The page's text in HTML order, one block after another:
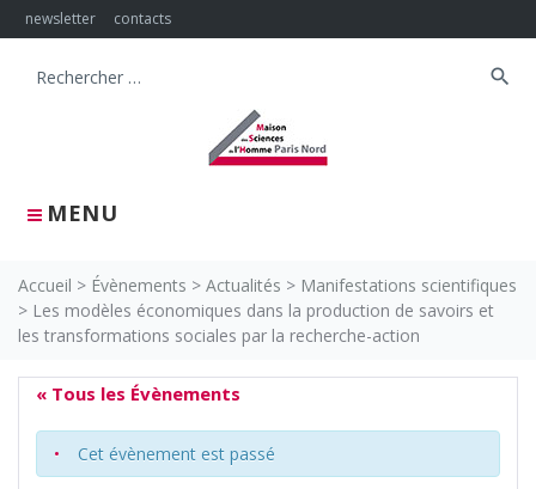
Skip
to
newsletter contacts
MENU
Search
search
Accueil > Évènements > Actualités > Manifestations scientifiques
> Les modèles économiques dans la production de savoirs et
les transformations sociales par la recherche-action
« Tous les Évènements
Cet évènement est passé